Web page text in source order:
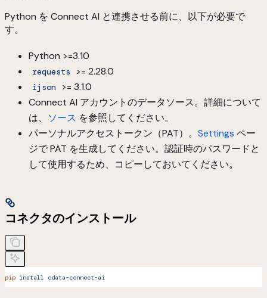
Python を Connect AI と連携させる前に、以下が必要で
す。
Python >=3.10
requests >= 2.28.0
ijson
>= 3.1.0
Connect AI アカウントのデータソース。詳細について
は、 ソース を参照してください。
パーソナルアクセストークン（PAT）。 Settings ペー
ジで PAT を生成してください。認証時のパスワードと
して使用するため、コピーしておいてください。
コネクタのインストール
pip install cdata-connect-ai